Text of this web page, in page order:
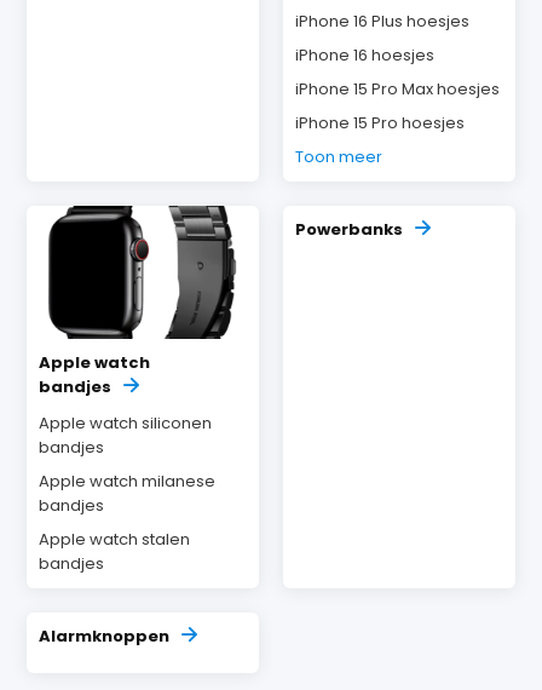
iPhone 16 Plus hoesjes
iPhone 16 hoesjes
iPhone 15 Pro Max hoesjes
iPhone 15 Pro hoesjes
Toon meer
Apple watch
bandjes
Apple watch siliconen
bandjes
Apple watch milanese
bandjes
Apple watch stalen
bandjes
Powerbanks
Alarmknoppen